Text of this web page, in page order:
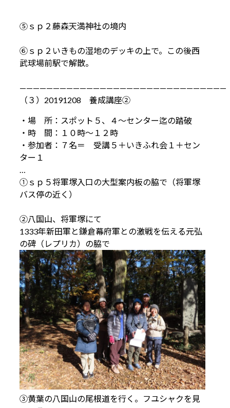
⑤ｓｐ２藤森天満神社の境内
⑥ｓｐ２いきもの湿地のデッキの上で。この後西
武球場前駅で解散。
———————————————————————————————
（３）20191208 養成講座②
・場 所：スポット５、４～センター迄の踏破
・時 間：１０時～１２時
・参加者：７名＝ 受講５＋いきふれ会１＋セン
ター１
…
①ｓｐ５将軍塚入口の大型案内板の脇で（将軍塚
バス停の近く）
②八国山、将軍塚にて
1333年新田軍と鎌倉幕府軍との激戦を伝える元弘
の碑（レプリカ）の脇で
③黄葉の八国山の尾根道を行く。フユシャクを見